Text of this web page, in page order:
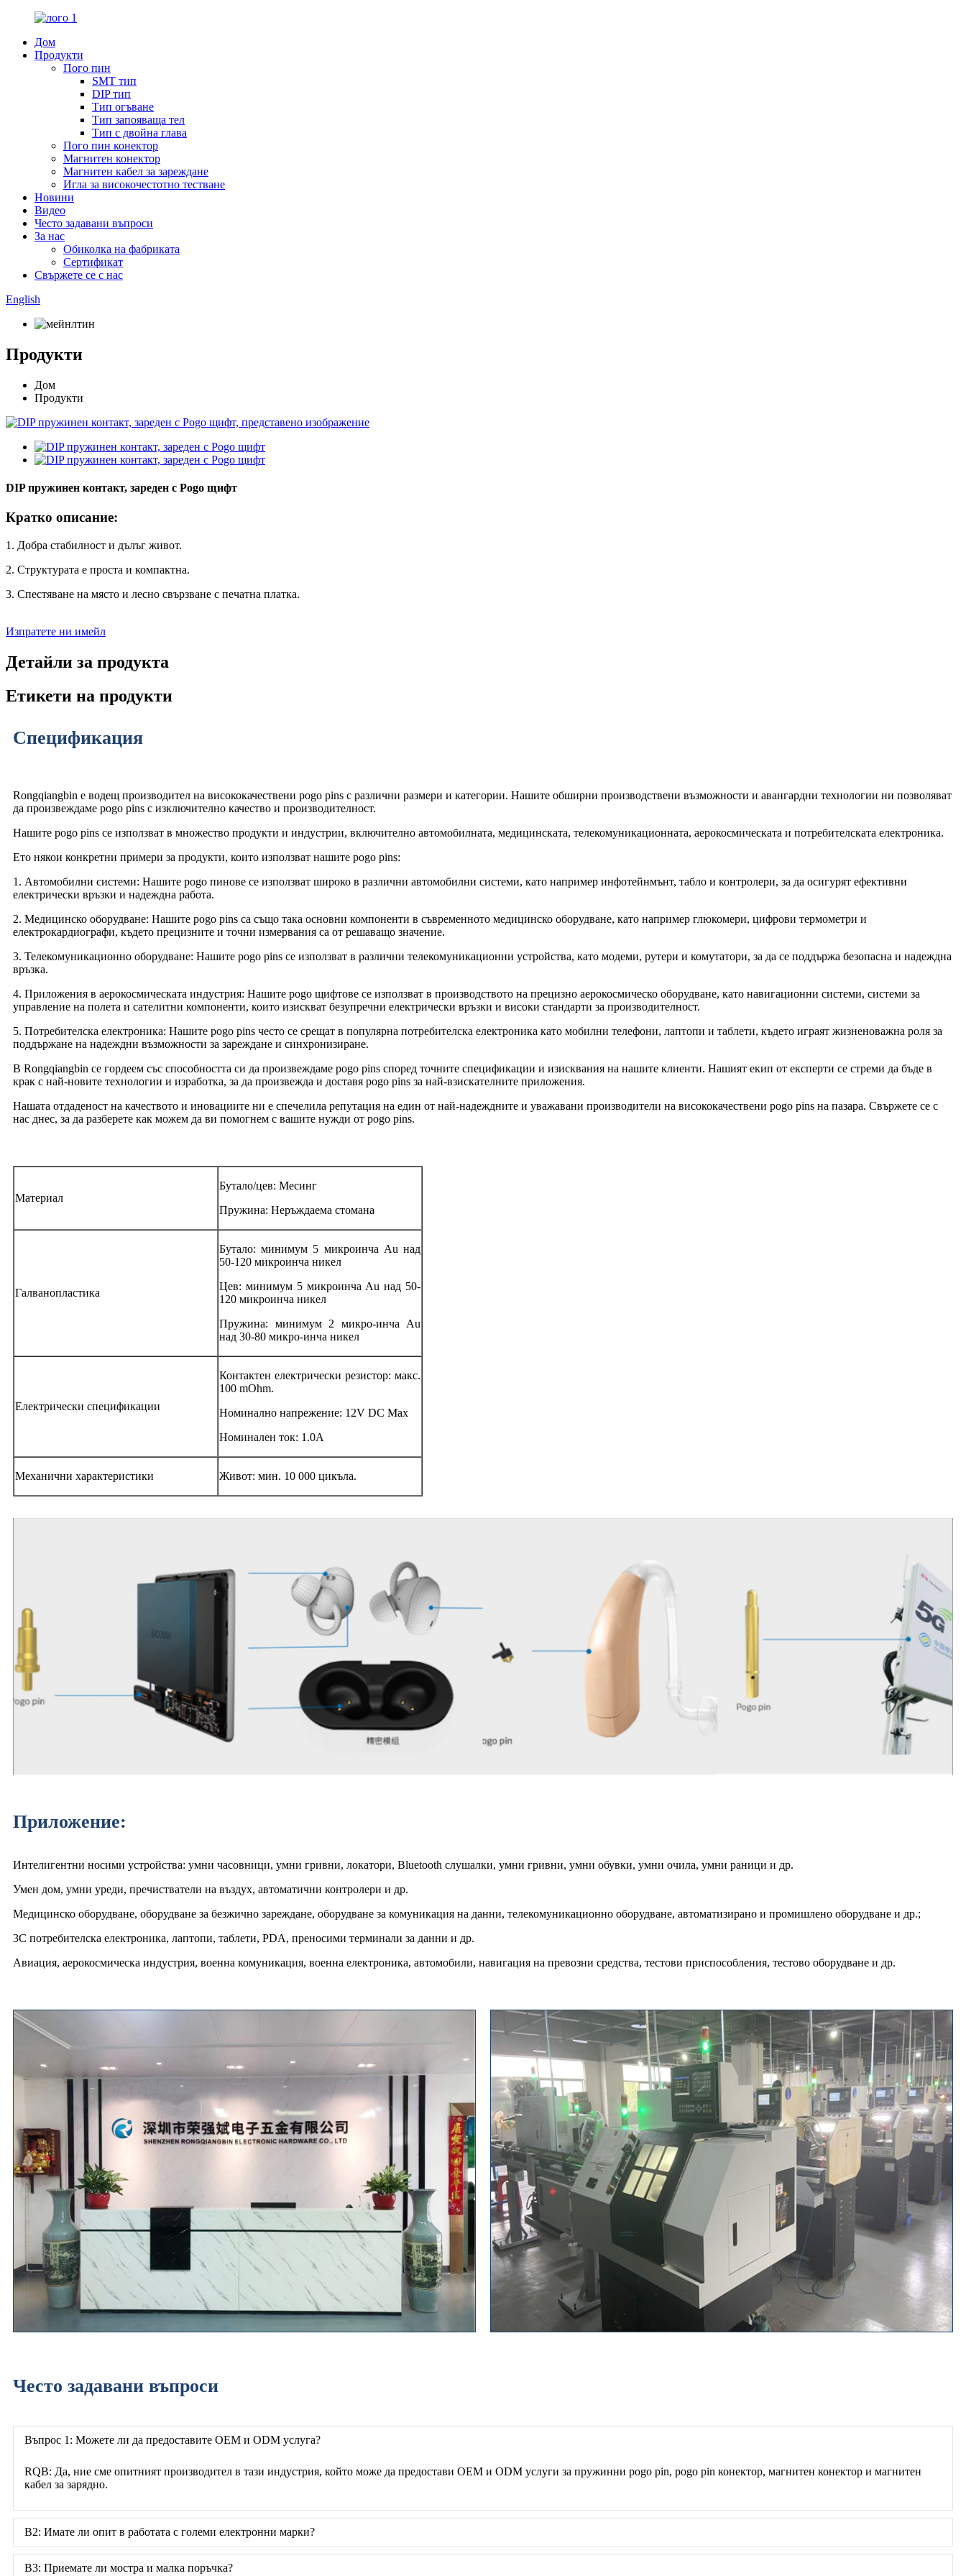
Дом
Продукти
Пого пин
SMT тип
DIP тип
Тип огъване
Тип запояваща тел
Тип с двойна глава
Пого пин конектор
Магнитен конектор
Магнитен кабел за зареждане
Игла за високочестотно тестване
Новини
Видео
Често задавани въпроси
За нас
Обиколка на фабриката
Сертификат
Свържете се с нас
English
Продукти
Дом
Продукти
DIP пружинен контакт, зареден с Pogo щифт
Кратко описание:
1. Добра стабилност и дълъг живот.
2. Структурата е проста и компактна.
3. Спестяване на място и лесно свързване с печатна платка.
Изпратете ни имейл
Детайли за продукта
Етикети на продукти
Спецификация
Rongqiangbin е водещ производител на висококачествени pogo pins с различни размери и категории. Нашите обширни производствени възможности и авангардни технологии ни позволяват
да произвеждаме pogo pins с изключително качество и производителност.
Нашите pogo pins се използват в множество продукти и индустрии, включително автомобилната, медицинската, телекомуникационната, аерокосмическата и потребителската електроника.
Ето някои конкретни примери за продукти, които използват нашите pogo pins:
1. Автомобилни системи: Нашите pogo пинове се използват широко в различни автомобилни системи, като например инфотейнмънт, табло и контролери, за да осигурят ефективни
електрически връзки и надеждна работа.
2. Медицинско оборудване: Нашите pogo pins са също така основни компоненти в съвременното медицинско оборудване, като например глюкомери, цифрови термометри и
електрокардиографи, където прецизните и точни измервания са от решаващо значение.
3. Телекомуникационно оборудване: Нашите pogo pins се използват в различни телекомуникационни устройства, като модеми, рутери и комутатори, за да се поддържа безопасна и надеждна
връзка.
4. Приложения в аерокосмическата индустрия: Нашите pogo щифтове се използват в производството на прецизно аерокосмическо оборудване, като навигационни системи, системи за
управление на полета и сателитни компоненти, които изискват безупречни електрически връзки и високи стандарти за производителност.
5. Потребителска електроника: Нашите pogo pins често се срещат в популярна потребителска електроника като мобилни телефони, лаптопи и таблети, където играят жизненоважна роля за
поддържане на надеждни възможности за зареждане и синхронизиране.
В Rongqiangbin се гордеем със способността си да произвеждаме pogo pins според точните спецификации и изисквания на нашите клиенти. Нашият екип от експерти се стреми да бъде в
крак с най-новите технологии и изработка, за да произвежда и доставя pogo pins за най-взискателните приложения.
Нашата отдаденост на качеството и иновациите ни е спечелила репутация на един от най-надеждните и уважавани производители на висококачествени pogo pins на пазара. Свържете се с
нас днес, за да разберете как можем да ви помогнем с вашите нужди от pogo pins.
Материал
Бутало/цев: Месинг
Пружина: Неръждаема стомана
Галванопластика
Бутало: минимум 5 микроинча Au над
50-120 микроинча никел
Цев: минимум 5 микроинча Au над 50-
120 микроинча никел
Пружина: минимум 2 микро-инча Au
над 30-80 микро-инча никел
Електрически спецификации
Контактен електрически резистор: макс.
100 mOhm.
Номинално напрежение: 12V DC Max
Номинален ток: 1.0A
Механични характеристики Живот: мин. 10 000 цикъла.
Приложение:
Интелигентни носими устройства: умни часовници, умни гривни, локатори, Bluetooth слушалки, умни гривни, умни обувки, умни очила, умни раници и др.
Умен дом, умни уреди, пречистватели на въздух, автоматични контролери и др.
Медицинско оборудване, оборудване за безжично зареждане, оборудване за комуникация на данни, телекомуникационно оборудване, автоматизирано и промишлено оборудване и др.;
3C потребителска електроника, лаптопи, таблети, PDA, преносими терминали за данни и др.
Авиация, аерокосмическа индустрия, военна комуникация, военна електроника, автомобили, навигация на превозни средства, тестови приспособления, тестово оборудване и др.
Често задавани въпроси
Въпрос 1: Можете ли да предоставите OEM и ODM услуга?
RQB: Да, ние сме опитният производител в тази индустрия, който може да предостави OEM и ODM услуги за пружинни pogo pin, pogo pin конектор, магнитен конектор и магнитен
кабел за зарядно.
В2: Имате ли опит в работата с големи електронни марки?
В3: Приемате ли мостра и малка поръчка?